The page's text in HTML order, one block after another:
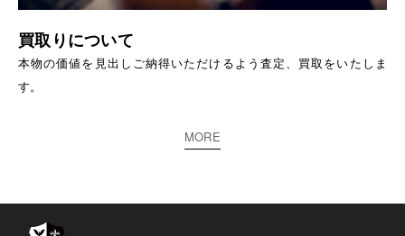
買取りについて
本物の価値を見出しご納得いただけるよう査定、買取をいたしま
す。
MORE